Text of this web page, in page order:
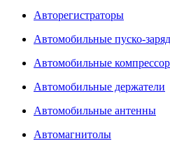
Авторегистраторы
Автомобильные пуско-
Автомобильные
Автомобильные держатели
Автомобильные антенны
Автомагнитолы